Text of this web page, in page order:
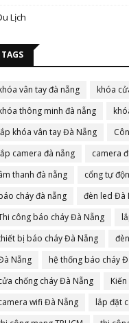
Lịch
TAGS
vân tay đà nẵng
khóa
thông minh đà nẵng
khóa vân tay Đà Nẵng
camera đà nẵng
camera
thanh đà nẵng
cổng tự
cháy đà nẵng
đèn led Đà
công báo cháy Đà Nẵng
bị báo cháy Đà Nẵng
Nẵng
hệ thống báo cháy
chống cháy Đà Nẵng
wifi Đà Nẵng
lắp đặt